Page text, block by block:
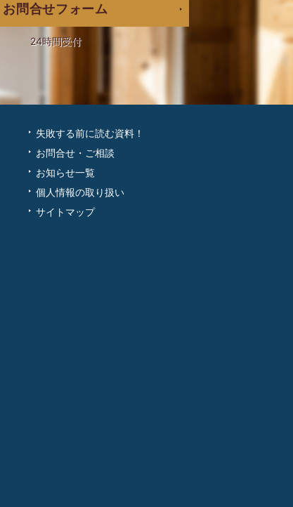
お問合せフォーム
24時間受付
失敗する前に読む資料！
お問合せ・ご相談
お知らせ一覧
個人情報の取り扱い
サイトマップ